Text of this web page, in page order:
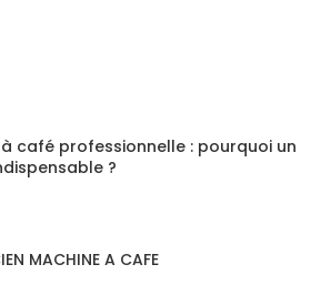
à café professionnelle : pourquoi un
?
MACHINE A CAFE